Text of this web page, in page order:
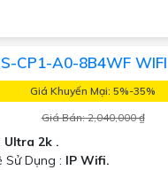
CP1-A0-8B4WF WIFI
Giá Khuyến Mại: 5%-35%
Giá Bán: 2,040,000 ₫
Ultra 2k .
Dụng : IP Wifi.